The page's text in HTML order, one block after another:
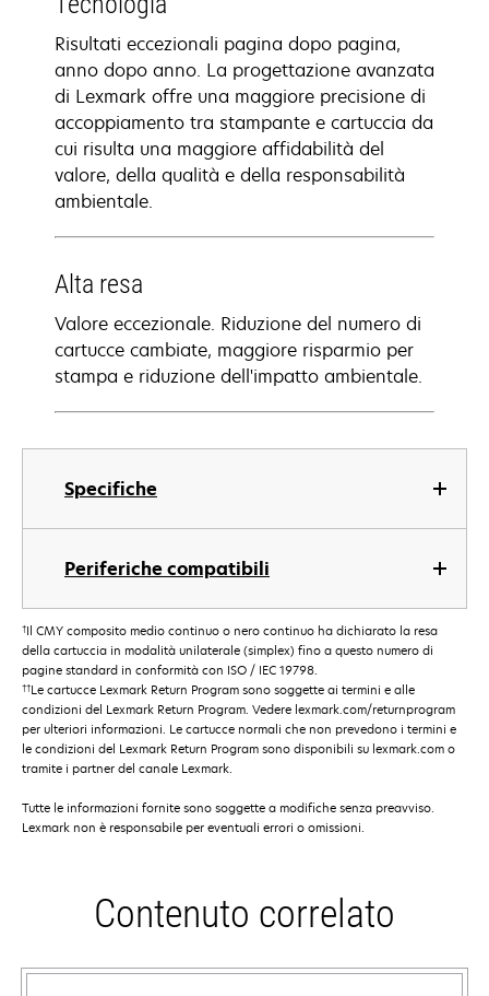
Specifiche
Periferiche compatibili
Risultati eccezionali pagina dopo pagina,
anno dopo anno. La progettazione avanzata
di Lexmark offre una maggiore precisione di
accoppiamento tra stampante e cartuccia da
cui risulta una maggiore affidabilità del
valore, della qualità e della responsabilità
ambientale.
Alta resa
Valore eccezionale. Riduzione del numero di
cartucce cambiate, maggiore risparmio per
stampa e riduzione dell'impatto ambientale.
†Il CMY composito medio continuo o nero continuo ha dichiarato la resa
della cartuccia in modalità unilaterale (simplex) fino a questo numero di
pagine standard in conformità con ISO / IEC 19798.
††Le cartucce Lexmark Return Program sono soggette ai termini e alle
condizioni del Lexmark Return Program. Vedere lexmark.com/returnprogram
per ulteriori informazioni. Le cartucce normali che non prevedono i termini e
le condizioni del Lexmark Return Program sono disponibili su lexmark.com o
tramite i partner del canale Lexmark.
Tutte le informazioni fornite sono soggette a modifiche senza preavviso.
Lexmark non è responsabile per eventuali errori o omissioni.
Contenuto correlato